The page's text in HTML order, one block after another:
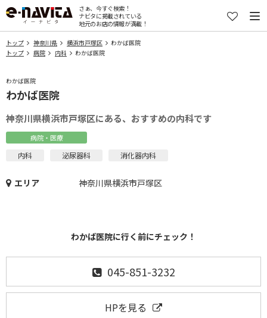
さぁ、今すぐ検索！
ナビタに掲載されている
地元のお店の情報が満載！
トップ 神奈川県 横浜市戸塚区
わかば医院
トップ
病院 内科 わかば医院
わかば医院
わかば医院
神奈川県横浜市戸塚区にある、おすすめの内科です
病院・医療
内科 泌尿器科 消化器内科
エリア 神奈川県横浜市戸塚区
わかば医院に行く前にチェック！
045-851-3232
HPを見る